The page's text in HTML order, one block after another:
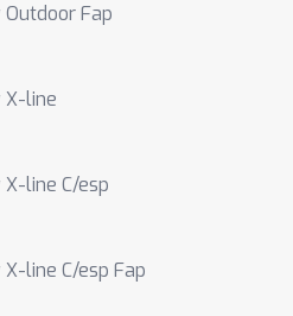
Outdoor Fap
X-line
X-line C/esp
X-line C/esp Fap